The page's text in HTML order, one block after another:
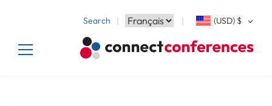
Search (USD) $